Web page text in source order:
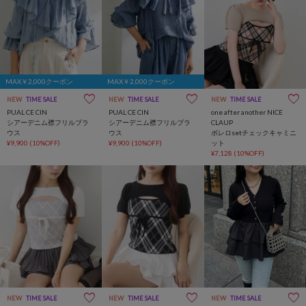
MAX￥2,000クーポン
NEW TIME SALE
PUAL CE CIN
シアーデニム襟フリルブラ
ウス
¥9,900 (10%OFF)
MAX￥2,000クーポン
NEW TIME SALE
PUAL CE CIN
シアーデニム襟フリルブラ
ウス
¥9,900 (10%OFF)
NEW TIME SALE
one after another NICE
CLAUP
ボレロsetチェックキャミニ
ット
¥7,128 (10%OFF)
NEW TIME SALE NEW TIME SALE NEW TIME SALE